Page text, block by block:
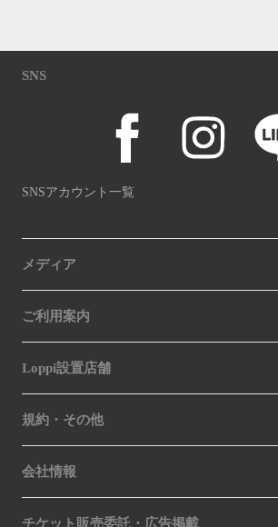
SNS
SNSアカウント一覧
メディア
ご利用案内
Loppi設置店舗
規約・その他
会社情報
チケット販売委託・広告掲載